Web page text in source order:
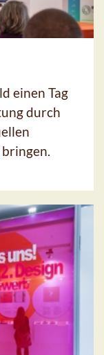
einen Tag
durch